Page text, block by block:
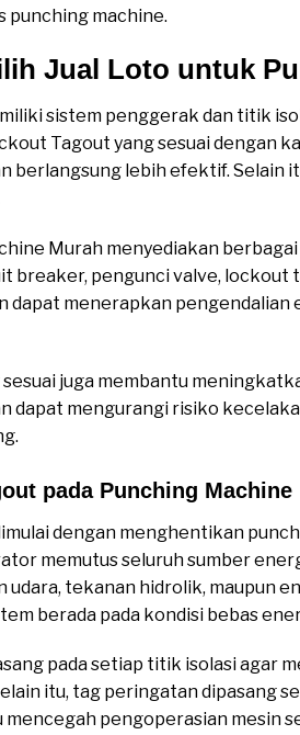
punching machine.
Jual Loto untuk
sistem penggerak dan titik
Tagout yang sesuai dengan
berlangsung lebih efektif. Selain
Murah menyediakan
breaker, pengunci valve, lockout
dapat menerapkan
juga membantu
dapat mengurangi risiko
pada Punching Machine
dengan menghentikan
memutus seluruh sumber
udara, tekanan hidrolik, maupun
berada pada kondisi bebas
pada setiap titik isolasi agar
itu, tag peringatan dipasang
pengoperasian mesin